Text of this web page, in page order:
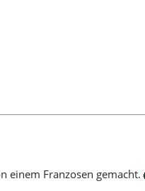
einem Franzosen gemacht.